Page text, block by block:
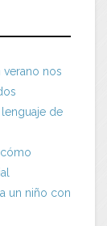
nos
de
un niño con